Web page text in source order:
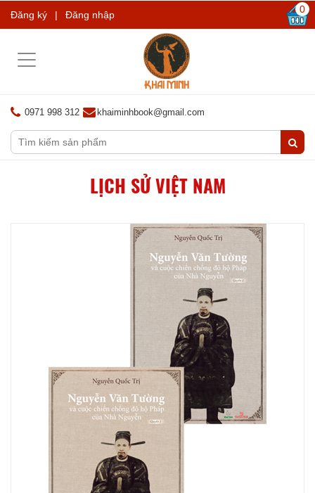
Đăng ký | Đăng nhập 0
Toggle
0971 998 312 khaiminhbook@gmail.com
LỊCH SỬ VIỆT NAM